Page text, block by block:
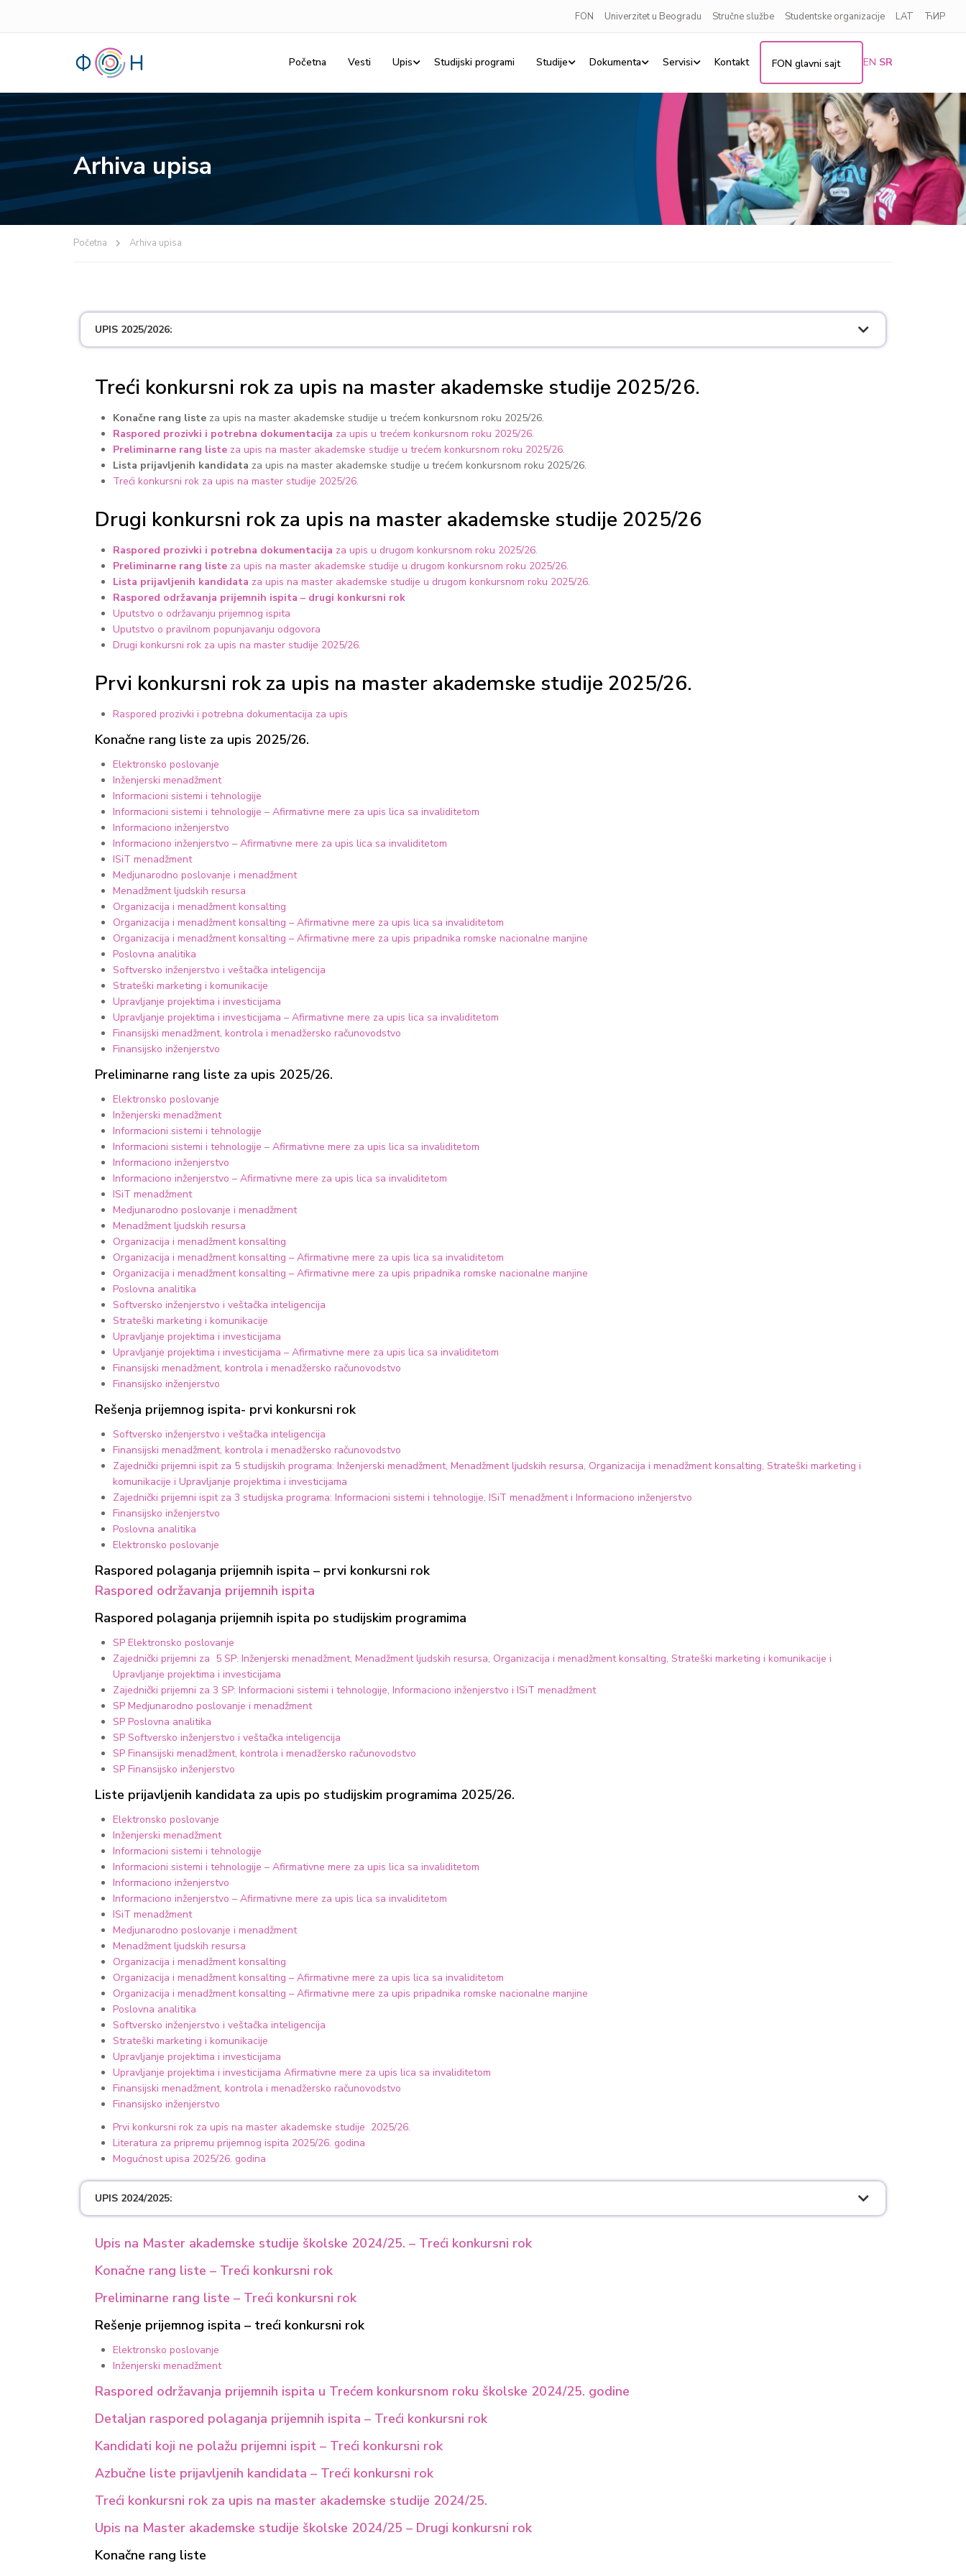
FON Univerzitet u Beogradu Stručne službe Studentske organizacije LAT ЋИР
Početna Vesti Upis Studijski programi Studije Dokumenta Servisi Kontakt FON glavni sajt EN SR
Arhiva upisa
Početna Arhiva upisa
UPIS 2025/2026:
Treći konkursni rok za upis na master akademske studije 2025/26.
Konačne rang liste za upis na master akademske studije u trećem konkursnom roku 2025/26.
Raspored prozivki i potrebna dokumentacija za upis u trećem konkursnom roku 2025/26.
Preliminarne rang liste za upis na master akademske studije u trećem konkursnom roku 2025/26.
Lista prijavljenih kandidata za upis na master akademske studije u trećem konkursnom roku 2025/26.
Treći konkursni rok za upis na master studije 2025/26.
Drugi konkursni rok za upis na master akademske studije 2025/26
Raspored prozivki i potrebna dokumentacija za upis u drugom konkursnom roku 2025/26.
Preliminarne rang liste za upis na master akademske studije u drugom konkursnom roku 2025/26.
Lista prijavljenih kandidata za upis na master akademske studije u drugom konkursnom roku 2025/26.
Raspored održavanja prijemnih ispita – drugi konkursni rok
Uputstvo o održavanju prijemnog ispita
Uputstvo o pravilnom popunjavanju odgovora
Drugi konkursni rok za upis na master studije 2025/26.
Prvi konkursni rok za upis na master akademske studije 2025/26.
Raspored prozivki i potrebna dokumentacija za upis
Konačne rang liste za upis 2025/26.
Elektronsko poslovanje
Inženjerski menadžment
Informacioni sistemi i tehnologije
Informacioni sistemi i tehnologije – Afirmativne mere za upis lica sa invaliditetom
Informaciono inženjerstvo
Informaciono inženjerstvo – Afirmativne mere za upis lica sa invaliditetom
ISiT menadžment
Medjunarodno poslovanje i menadžment
Menadžment ljudskih resursa
Organizacija i menadžment konsalting
Organizacija i menadžment konsalting – Afirmativne mere za upis lica sa invaliditetom
Organizacija i menadžment konsalting – Afirmativne mere za upis pripadnika romske nacionalne manjine
Poslovna analitika
Softversko inženjerstvo i veštačka inteligencija
Strateški marketing i komunikacije
Upravljanje projektima i investicijama
Upravljanje projektima i investicijama – Afirmativne mere za upis lica sa invaliditetom
Finansijski menadžment, kontrola i menadžersko računovodstvo
Finansijsko inženjerstvo
Preliminarne rang liste za upis 2025/26.
Elektronsko poslovanje
Inženjerski menadžment
Informacioni sistemi i tehnologije
Informacioni sistemi i tehnologije – Afirmativne mere za upis lica sa invaliditetom
Informaciono inženjerstvo
Informaciono inženjerstvo – Afirmativne mere za upis lica sa invaliditetom
ISiT menadžment
Medjunarodno poslovanje i menadžment
Menadžment ljudskih resursa
Organizacija i menadžment konsalting
Organizacija i menadžment konsalting – Afirmativne mere za upis lica sa invaliditetom
Organizacija i menadžment konsalting – Afirmativne mere za upis pripadnika romske nacionalne manjine
Poslovna analitika
Softversko inženjerstvo i veštačka inteligencija
Strateški marketing i komunikacije
Upravljanje projektima i investicijama
Upravljanje projektima i investicijama – Afirmativne mere za upis lica sa invaliditetom
Finansijski menadžment, kontrola i menadžersko računovodstvo
Finansijsko inženjerstvo
Rešenja prijemnog ispita​- prvi konkursni rok
Softversko inženjerstvo i veštačka inteligencija
Finansijski menadžment, kontrola i menadžersko računovodstvo
Zajednički prijemni ispit za 5 studijskih programa: Inženjerski menadžment, Menadžment ljudskih resursa, Organizacija i menadžment konsalting, Strateški marketing i
komunikacije i Upravljanje projektima i investicijama
Zajednički prijemni ispit za 3 studijska programa: Informacioni sistemi i tehnologije, ISiT menadžment i Informaciono inženjerstvo
Finansijsko inženjerstvo
Poslovna analitika
Elektronsko poslovanje
Raspored polaganja prijemnih ispita – prvi konkursni rok
Raspored održavanja prijemnih ispita
Raspored polaganja prijemnih ispita po studijskim programima
SP Elektronsko poslovanje
Zajednički prijemni za 5 SP: Inženjerski menadžment, Menadžment ljudskih resursa, Organizacija i menadžment konsalting, Strateški marketing i komunikacije i
Upravljanje projektima i investicijama
Zajednički prijemni za 3 SP: Informacioni sistemi i tehnologije, Informaciono inženjerstvo i ISiT menadžment
SP Medjunarodno poslovanje i menadžment
SP Poslovna analitika
SP Softversko inženjerstvo i veštačka inteligencija
SP Finansijski menadžment, kontrola i menadžersko računovodstvo
SP Finansijsko inženjerstvo
Liste prijavljenih kandidata za upis po studijskim programima 2025/26.
Elektronsko poslovanje
Inženjerski menadžment
Informacioni sistemi i tehnologije
Informacioni sistemi i tehnologije – Afirmativne mere za upis lica sa invaliditetom
Informaciono inženjerstvo
Informaciono inženjerstvo – Afirmativne mere za upis lica sa invaliditetom
ISiT menadžment
Medjunarodno poslovanje i menadžment
Menadžment ljudskih resursa
Organizacija i menadžment konsalting
Organizacija i menadžment konsalting – Afirmativne mere za upis lica sa invaliditetom
Organizacija i menadžment konsalting – Afirmativne mere za upis pripadnika romske nacionalne manjine
Poslovna analitika
Softversko inženjerstvo i veštačka inteligencija
Strateški marketing i komunikacije
Upravljanje projektima i investicijama
Upravljanje projektima i investicijama Afirmativne mere za upis lica sa invaliditetom
Finansijski menadžment, kontrola i menadžersko računovodstvo
Finansijsko inženjerstvo
Prvi konkursni rok za upis na master akademske studije 2025/26.
Literatura za pripremu prijemnog ispita 2025/26. godina
Mogućnost upisa 2025/26. godina
UPIS 2024/2025:
Upis na Master akademske studije školske 2024/25. – Treći konkursni rok
Konačne rang liste – Treći konkursni rok
Preliminarne rang liste – Treći konkursni rok
Rešenje prijemnog ispita – treći konkursni rok
Elektronsko poslovanje
Inženjerski menadžment
Raspored održavanja prijemnih ispita u Trećem konkursnom roku školske 2024/25. godine
Detaljan raspored polaganja prijemnih ispita – Treći konkursni rok
Kandidati koji ne polažu prijemni ispit – Treći konkursni rok
Azbučne liste prijavljenih kandidata – Treći konkursni rok
Treći konkursni rok za upis na master akademske studije 2024/25.
Upis na Master akademske studije školske 2024/25 – Drugi konkursni rok
Konačne rang liste